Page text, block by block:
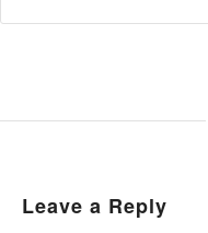
Leave a Reply